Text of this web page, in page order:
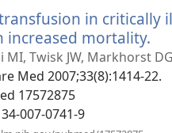
in critically
increased mortality.
nyt
MI, Twisk JW, Markhorst
Med 2007;33(8):1414-22.
17572875
007-0741-9